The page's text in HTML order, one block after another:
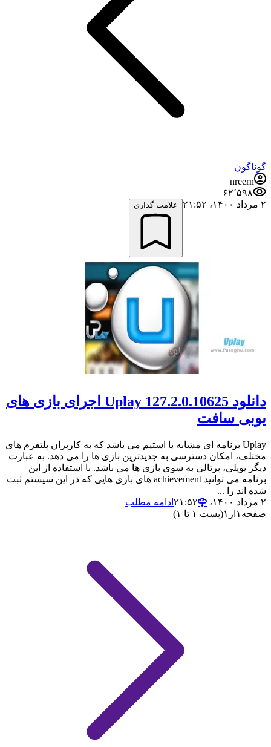
گوناگون
nreern
۶۲٬۵۹۸
۲ مرداد ۱۴۰۰،‏ ۲۱:۵۲
علامت گذاری
دانلود Uplay 127.2.0.10625 اجرای بازی های
یوبی سافت
Uplay برنامه ای مشابه با استیم می باشد که به کاربران پلتفرم های
مختلف، امکان دسترسی به جدیدترین بازی ها را می دهد. به عبارت
دیگر یوپلی، پرتالی به سوی بازی ها می باشد. با استفاده از این
برنامه می توانید achievement های بازی هایی که در این سیستم ثبت
شده اند را ...
۲ مرداد ۱۴۰۰،‏ ۲۱:۵۲
ادامه مطلب
صفحه ۱ از ۱(پست ۱ تا ۱)